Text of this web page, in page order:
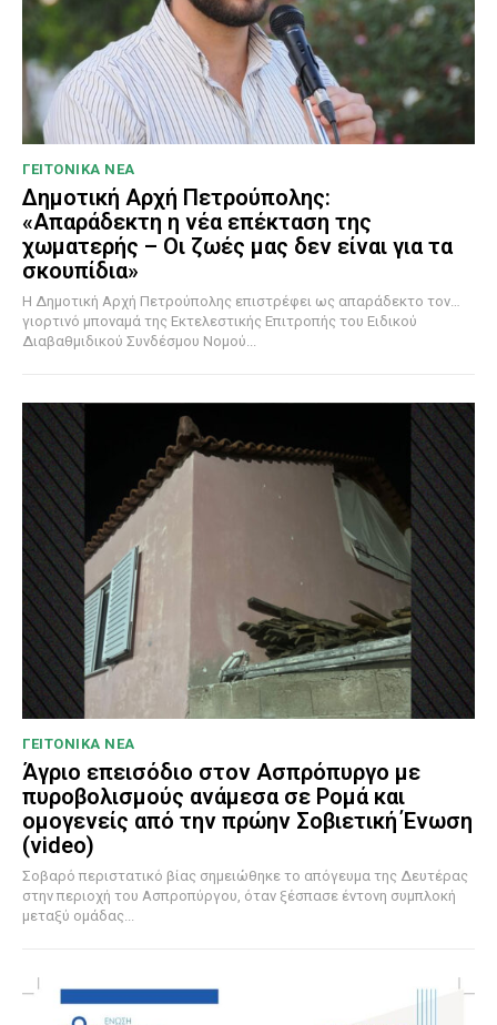
ΓΕΙΤΟΝΙΚΑ ΝΕΑ
Δημοτική Αρχή Πετρούπολης:
«Απαράδεκτη η νέα επέκταση της
χωματερής – Οι ζωές μας δεν είναι για τα
σκουπίδια»
Η Δημοτική Αρχή Πετρούπολης επιστρέφει ως απαράδεκτο τον…
γιορτινό μποναμά της Εκτελεστικής Επιτροπής του Ειδικού
Διαβαθμιδικού Συνδέσμου Νομού...
ΓΕΙΤΟΝΙΚΑ ΝΕΑ
Άγριο επεισόδιο στον Ασπρόπυργο με
πυροβολισμούς ανάμεσα σε Ρομά και
ομογενείς από την πρώην Σοβιετική Ένωση
(video)
Σοβαρό περιστατικό βίας σημειώθηκε το απόγευμα της Δευτέρας
στην περιοχή του Ασπροπύργου, όταν ξέσπασε έντονη συμπλοκή
μεταξύ ομάδας...